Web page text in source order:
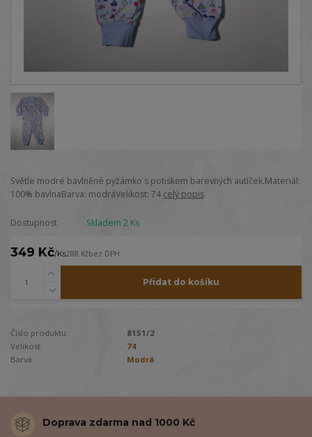
Světle modré bavlněné pyžámko s potiskem barevných autíček.Materiál:
100% bavlnaBarva: modráVelikost: 74 celý popis
Dostupnost Skladem 2 Ks
349 Kč/Ks288 Kčbez DPH
Přidat do košíku
Číslo produktu:
8151/2
Velikost:
74
Barva:
Modrá
Doprava zdarma nad 1000 Kč